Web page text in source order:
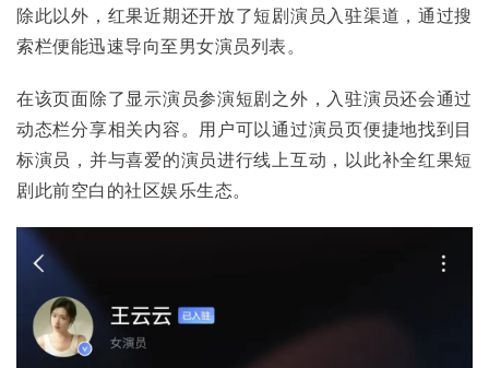
除此以外，红果近期还开放了短剧演员入驻渠道，通过搜
索栏便能迅速导向至男女演员列表。
在该页面除了显示演员参演短剧之外，入驻演员还会通过
动态栏分享相关内容。用户可以通过演员页便捷地找到目
标演员，并与喜爱的演员进行线上互动，以此补全红果短
剧此前空白的社区娱乐生态。